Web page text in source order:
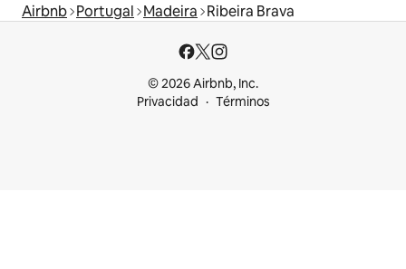
Airbnb Portugal Madeira Ribeira Brava
© 2026 Airbnb, Inc.
Privacidad
Términos